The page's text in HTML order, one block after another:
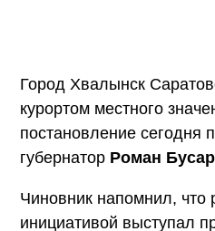
Город Хвалынск
курортом местного
постановление сегодня
губернатор Роман
Чиновник напомнил, что
инициативой выступал